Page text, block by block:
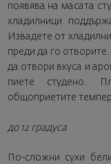
появява на масата
хладилници
Извадете от
преди да го
да отвори вкуса и
пиете студено.
общоприетите
до 12 градуса
По-сложни сухи